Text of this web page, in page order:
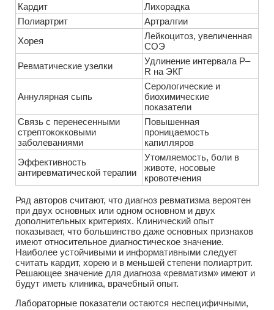
Кардит
Лихорадка
Полиартрит
Артралгии
Хорея
Лейкоцитоз, увеличенная
СОЭ
Ревматические узелки
Удлинение интервала P–
R на ЭКГ
Аннулярная сыпь
Серологические и
биохимические
показатели
Связь с перенесенными
стрептококковыми
заболеваниями
Повышенная
проницаемость
капилляров
Эффективность
антиревматической терапии
Утомляемость, боли в
животе, носовые
кровотечения
Ряд авторов считают, что диагноз ревматизма вероятен
при двух основных или одном основном и двух
дополнительных критериях. Клинический опыт
показывает, что большинство даже основных признаков
имеют относительное диагностическое значение.
Наиболее устойчивыми и информативными следует
считать кардит, хорею и в меньшей степени полиартрит.
Решающее значение для диагноза «ревматизм» имеют и
будут иметь клиника, врачебный опыт.
Лабораторные показатели остаются неспецифичными,